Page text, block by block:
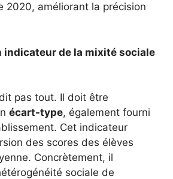
2020, améliorant la précision
indicateur de la mixité sociale
dit pas tout. Il doit être
écart-type, également fourni
Cet indicateur
des scores des élèves
Concrètement, il
sociale de